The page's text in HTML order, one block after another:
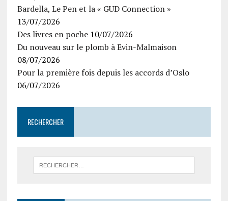
Bardella, Le Pen et la « GUD Connection »
13/07/2026
Des livres en poche 10/07/2026
Du nouveau sur le plomb à Evin-Malmaison
08/07/2026
Pour la première fois depuis les accords d’Oslo
06/07/2026
RECHERCHER